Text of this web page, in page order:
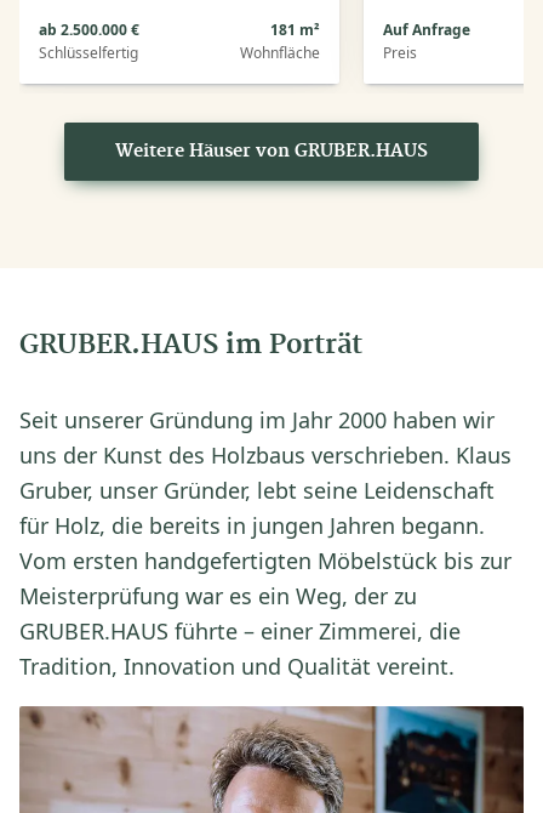
ab 2.500.000 €
Schlüsselfertig
181 m²
Wohnfläche
Auf Anfrage
Preis
Weitere Häuser von GRUBER.HAUS
GRUBER.HAUS im Porträt
Seit unserer Gründung im Jahr 2000 haben wir
uns der Kunst des Holzbaus verschrieben. Klaus
Gruber, unser Gründer, lebt seine Leidenschaft
für Holz, die bereits in jungen Jahren begann.
Vom ersten handgefertigten Möbelstück bis zur
Meisterprüfung war es ein Weg, der zu
GRUBER.HAUS führte – einer Zimmerei, die
Tradition, Innovation und Qualität vereint.